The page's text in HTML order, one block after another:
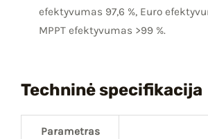
efektyvumas 97,6 %, Euro
MPPT efektyvumas >99 %.
Techninė specifikacija
Parametras